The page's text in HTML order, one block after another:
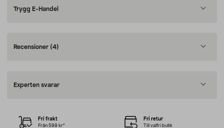
Trygg E-Handel
Recensioner (4)
Experten svarar
Fri frakt
Från 599 kr*
Fri retur
Till valfri butik